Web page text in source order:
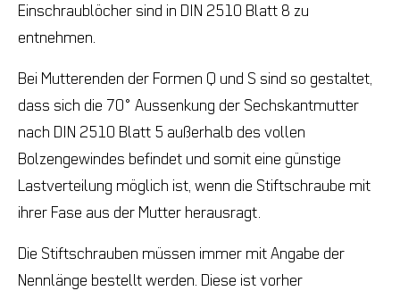
Einschraublöcher sind in DIN 2510 Blatt 8 zu
entnehmen.
Bei Mutterenden der Formen Q und S sind so gestaltet,
dass sich die 70° Aussenkung der Sechskantmutter
nach DIN 2510 Blatt 5 außerhalb des vollen
Bolzengewindes befindet und somit eine günstige
Lastverteilung möglich ist, wenn die Stiftschraube mit
ihrer Fase aus der Mutter herausragt.
Die Stiftschrauben müssen immer mit Angabe der
Nennlänge bestellt werden. Diese ist vorher